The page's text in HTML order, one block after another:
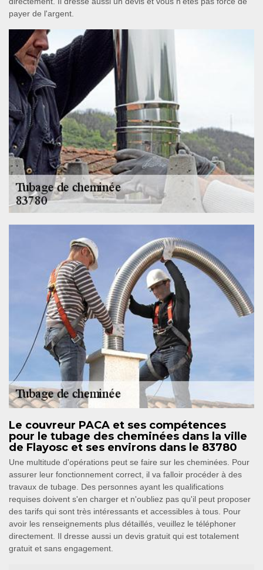
payer de l'argent.
Le couvreur PACA et ses compétences
pour le tubage des cheminées dans la ville
de Flayosc et ses environs dans le 83780
Une multitude d'opérations peut se faire sur les cheminées. Pour
assurer leur fonctionnement correct, il va falloir procéder à des
travaux de tubage. Des personnes ayant les qualifications
requises doivent s'en charger et n'oubliez pas qu'il peut proposer
des tarifs qui sont très intéressants et accessibles à tous. Pour
avoir les renseignements plus détaillés, veuillez le téléphoner
directement. Il dresse aussi un devis gratuit qui est totalement
gratuit et sans engagement.